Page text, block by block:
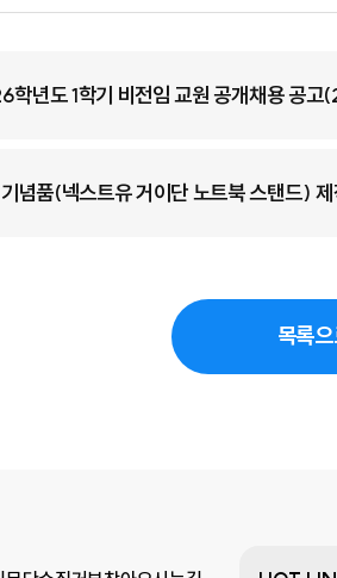
년도 1학기 비전임 교원 공개채용 공고
념품(넥스트유 거이단 노트북 스탠드)
목록